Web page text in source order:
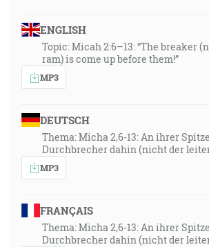
ENGLISH
Topic: Micah 2:6–13: “The breaker
ram) is come up before them!”
MP3
DEUTSCH
Thema: Micha 2,6-13: An ihrer
Durchbrecher dahin (nicht der
MP3
FRANÇAIS
Thema: Micha 2,6-13: An ihrer
Durchbrecher dahin (nicht der